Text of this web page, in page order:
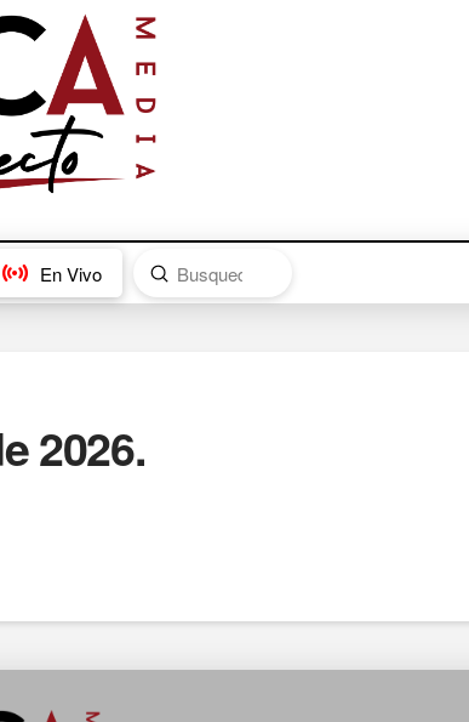
En Vivo
Search
Submit
2026.